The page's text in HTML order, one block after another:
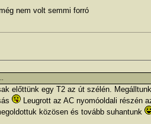
nem volt semmi forró
előttünk egy T2 az út szélén.
Leugrott az AC nyomóoldali részén
közösen és tovább suhantunk